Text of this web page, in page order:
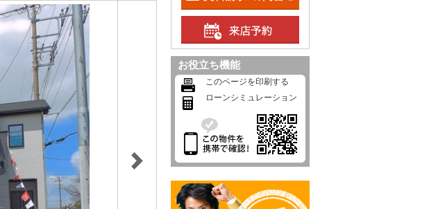
お役立ち機能
このページを印刷する
ローンシミュレーション